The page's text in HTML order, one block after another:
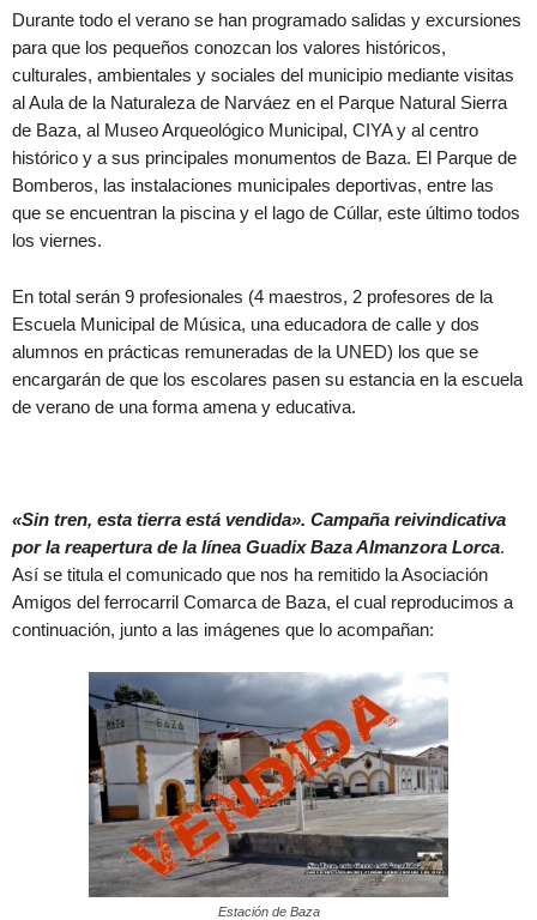
Durante todo el verano se han programado salidas y excursiones
para que los pequeños conozcan los valores históricos,
culturales, ambientales y sociales del municipio mediante visitas
al Aula de la Naturaleza de Narváez en el Parque Natural Sierra
de Baza, al Museo Arqueológico Municipal, CIYA y al centro
histórico y a sus principales monumentos de Baza. El Parque de
Bomberos, las instalaciones municipales deportivas, entre las
que se encuentran la piscina y el lago de Cúllar, este último todos
los viernes.
En total serán 9 profesionales (4 maestros, 2 profesores de la
Escuela Municipal de Música, una educadora de calle y dos
alumnos en prácticas remuneradas de la UNED) los que se
encargarán de que los escolares pasen su estancia en la escuela
de verano de una forma amena y educativa.
«Sin tren, esta tierra está vendida». Campaña reivindicativa
por la reapertura de la línea Guadix Baza Almanzora Lorca.
Así se titula el comunicado que nos ha remitido la Asociación
Amigos del ferrocarril Comarca de Baza, el cual reproducimos a
continuación, junto a las imágenes que lo acompañan:
Estación de Baza